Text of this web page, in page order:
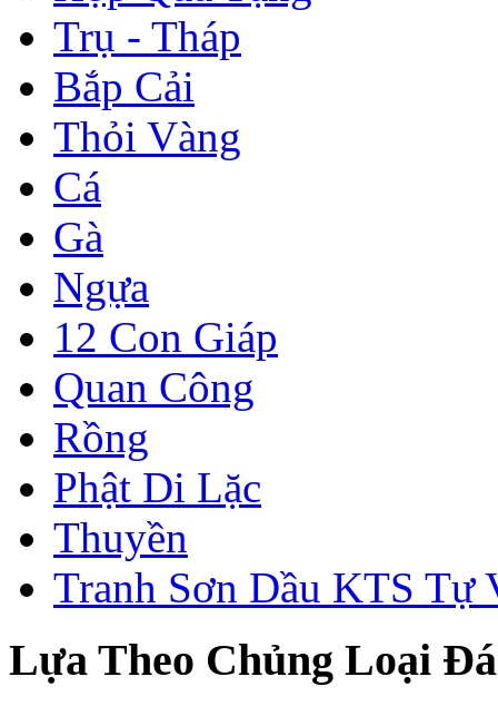
Trụ - Tháp
Bắp Cải
Thỏi Vàng
Cá
Gà
Ngựa
12 Con Giáp
Quan Công
Rồng
Phật Di Lặc
Thuyền
Tranh Sơn Dầu KTS Tự
Lựa Theo Chủng Loại Đá